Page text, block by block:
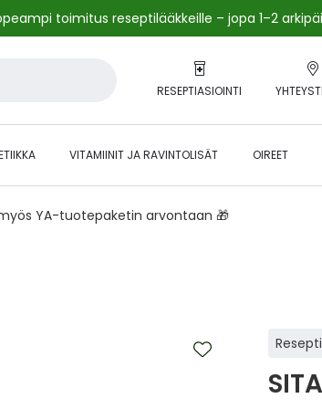
toimitus reseptilääkkeille – jopa 1–2
RESEPTIASIOINTI
VITAMIINIT JA RAVINTOLISÄT OIREET
YA-tuotepaketin arvontaan 🎁